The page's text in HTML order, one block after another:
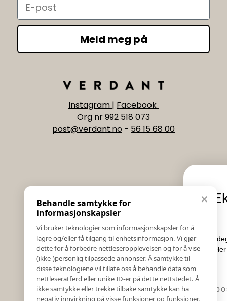
Meld meg på
Instagram | Facebook
Org nr 992 518 073
post@verdant.no - 56 15 68 00
Informasjon
Salgs & Leveringsbetingelser
Registrer reklamasjon eller retur
Kontakt Oss
Bildebank
Følg Oss
Prislister
Etiske Retningslinjer
Åpenhetsloven
✕
Behandle samtykke for
informasjonskapsler
Vi bruker teknologier som informasjonskapsler for å
lagre og/eller få tilgang til enhetsinformasjon. Vi gjør
dette for å forbedre nettleseropplevelsen og for å vise
(ikke-)personlig tilpassede annonser. Å samtykke til
disse teknologiene vil tillate oss å behandle data som
nettleseratferd eller unike ID-er på dette nettstedet. Å
ikke samtykke eller trekke tilbake samtykke kan ha
negativ innvirkning på visse funksjoner og funksjoner.
Eksklusive nyheter
Meld deg på vårt nyhetsbrev og hold deg
Her får du innblikk i nyheter,
konkurranser.
E-post